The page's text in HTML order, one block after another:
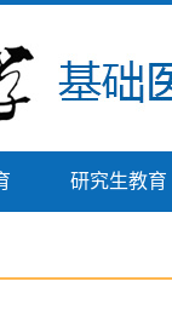
研究生教育